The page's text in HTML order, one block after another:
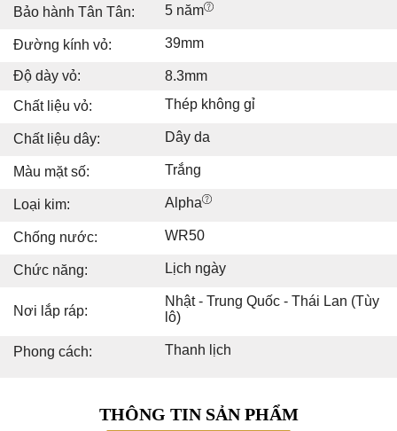
Bảo hành Tân Tân: 5 năm
Đường kính vỏ: 39mm
Độ dày vỏ:
8.3mm
Chất liệu vỏ:
Thép không gỉ
Chất liệu dây: Dây da
Màu mặt số: Trắng
Loại kim: Alpha
Chống nước: WR50
Chức năng: Lịch ngày
Nơi lắp ráp:
Nhật - Trung Quốc - Thái Lan (Tùy
lô)
Phong cách: Thanh lịch
THÔNG TIN SẢN PHẨM